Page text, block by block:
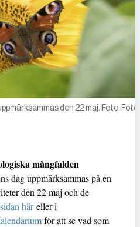
den 22 maj. Foto: Foto:
mångfalden
dag uppmärksammas på en
den 22 maj och de
häreller i
för att se vad som